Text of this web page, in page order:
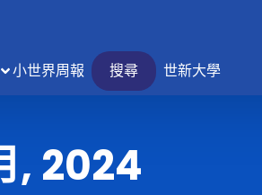
小世界周報 搜尋 世新大學
, 2024